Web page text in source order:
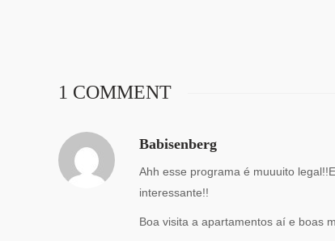
1 COMMENT
Babisenberg
Ahh esse programa é muuuito
interessante!!
Boa visita a apartamentos aí e boas